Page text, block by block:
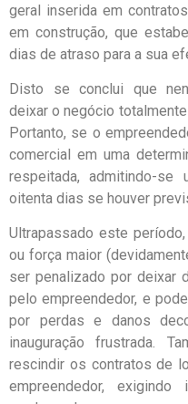
geral inserida em
em construção, que
dias de atraso para a sua
Disto se conclui que
deixar o negócio
Portanto, se o
comercial em uma
respeitada, admitindo-
oitenta dias se houver
Ultrapassado este
ou força maior
ser penalizado por deixar
pelo empreendedor, e
por perdas e danos
inauguração frustrada.
rescindir os contratos de
empreendedor,